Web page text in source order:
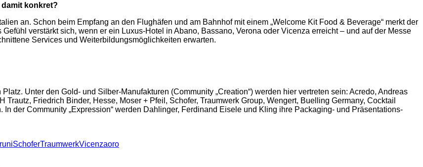
konkret?
an. Schon beim Empfang an den Flughäfen und am Bahnhof mit einem „Welcome Kit Food & Beverage“ merkt der
verstärkt sich, wenn er ein Luxus-Hotel in Abano, Bassano, Verona oder Vicenza erreicht – und auf der Messe
Services und Weiterbildungsmöglichkeiten erwarten.
Unter den Gold- und Silber-Manufakturen (Community „Creation“) werden hier vertreten sein: Acredo, Andreas
Friedrich Binder, Hesse, Moser + Pfeil, Schofer, Traumwerk Group, Wengert, Buelling Germany, Cocktail
der Community „Expression“ werden Dahlinger, Ferdinand Eisele und Kling ihre Packaging- und Präsentations-
SchoferTraumwerkVicenzaoro